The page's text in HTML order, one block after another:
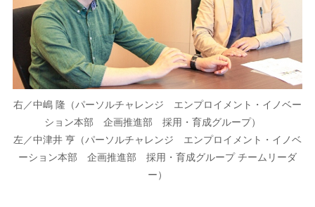
右／中嶋 隆（パーソルチャレンジ エンプロイメント・イノベー
ション本部 企画推進部 採用・育成グループ）
左／中津井 亨（パーソルチャレンジ エンプロイメント・イノベ
ーション本部 企画推進部 採用・育成グループ チームリーダ
ー）